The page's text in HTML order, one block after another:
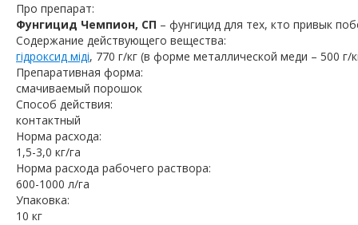
Про препарат:
Фунгицид Чемпион, СП – фунгицид для тех, кто привык
Содержание действующего вещества:
гідроксид міді, 770 г/кг (в форме металлической меди – 500 г/
Препаративная форма:
смачиваемый порошок
Способ действия:
контактный
Норма расхода:
1,5-3,0 кг/га
Норма расхода рабочего раствора:
600-1000 л/га
Упаковка:
10 кг